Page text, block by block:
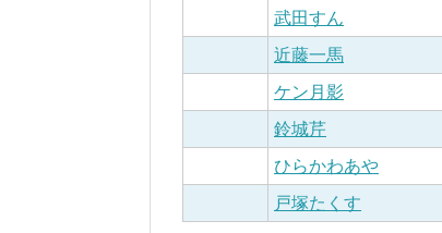
武田すん
近藤一馬
ケン月影
鈴城芹
ひらかわあや
戸塚たくす